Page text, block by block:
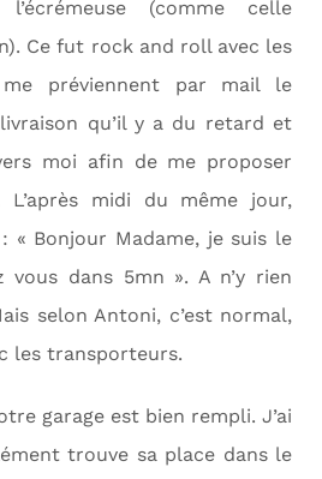
(comme celle
Ce fut rock and roll avec les
préviennent par mail le
qu’il y a du retard et
moi afin de me proposer
L’après midi du même jour,
« Bonjour Madame, je suis le
vous dans 5mn ». A n’y rien
selon Antoni, c’est normal,
les transporteurs.
garage est bien rempli. J’ai
trouve sa place dans le